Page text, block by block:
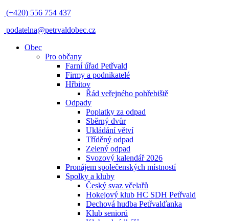
(+420) 556 754 437
podatelna@petrvaldobec.cz
Obec
Pro občany
Farní úřad Petřvald
Firmy a podnikatelé
Hřbitov
Řád veřejného pohřebiště
Odpady
Poplatky za odpad
Sběrný dvůr
Ukládání větví
Tříděný odpad
Zelený odpad
Svozový kalendář 2026
Pronájem společenských místností
Spolky a kluby
Český svaz včelařů
Hokejový klub HC SDH Petřvald
Dechová hudba Petřvalďanka
Klub seniorů